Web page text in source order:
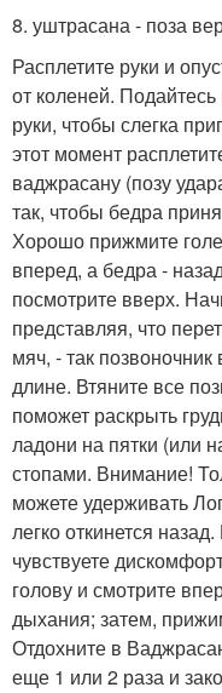
8. уштрасана - поза
Расплетите руки и
от коленей.
руки, чтобы слегка
этот момент
ваджрасану (позу
так, чтобы бедра
Хорошо прижмите
вперед, а бедра -
посмотрите вверх.
представляя, что
мяч, - так
длине. Втяните все
поможет раскрыть
ладони на пятки (или
стопами. Внимание!
можете удерживать
легко откинется
чувствуете
голову и смотрите
дыхания; затем,
Отдохните в
еще 1 или 2 раза и